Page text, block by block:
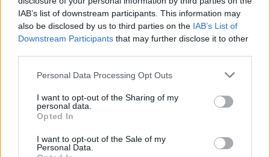
IAB’s list of downstream participants. This information may
also be disclosed by us to third parties on the IAB’s List of
Downstream Participants that may further disclose it to other
Personal Data Processing Opt Outs
I want to opt-out of the Sharing of my
personal data.
Opted In
I want to opt-out of the Sale of my
Personal Data.
In evidenza